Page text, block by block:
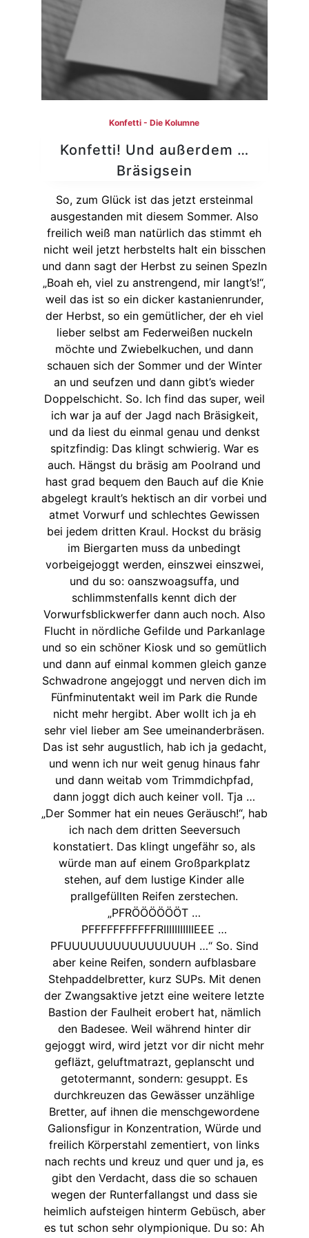
Konfetti - Die Kolumne
Konfetti! Und außerdem …
Bräsigsein
So, zum Glück ist das jetzt ersteinmal
ausgestanden mit diesem Sommer. Also
freilich weiß man natürlich das stimmt eh
nicht weil jetzt herbstelts halt ein bisschen
und dann sagt der Herbst zu seinen Spezln
„Boah eh, viel zu anstrengend, mir langt’s!“,
weil das ist so ein dicker kastanienrunder,
der Herbst, so ein gemütlicher, der eh viel
lieber selbst am Federweißen nuckeln
möchte und Zwiebelkuchen, und dann
schauen sich der Sommer und der Winter
an und seufzen und dann gibt’s wieder
Doppelschicht. So. Ich find das super, weil
ich war ja auf der Jagd nach Bräsigkeit,
und da liest du einmal genau und denkst
spitzfindig: Das klingt schwierig. War es
auch. Hängst du bräsig am Poolrand und
hast grad bequem den Bauch auf die Knie
abgelegt krault’s hektisch an dir vorbei und
atmet Vorwurf und schlechtes Gewissen
bei jedem dritten Kraul. Hockst du bräsig
im Biergarten muss da unbedingt
vorbeigejoggt werden, einszwei einszwei,
und du so: oanszwoagsuffa, und
schlimmstenfalls kennt dich der
Vorwurfsblickwerfer dann auch noch. Also
Flucht in nördliche Gefilde und Parkanlage
und so ein schöner Kiosk und so gemütlich
und dann auf einmal kommen gleich ganze
Schwadrone angejoggt und nerven dich im
Fünfminutentakt weil im Park die Runde
nicht mehr hergibt. Aber wollt ich ja eh
sehr viel lieber am See umeinanderbräsen.
Das ist sehr augustlich, hab ich ja gedacht,
und wenn ich nur weit genug hinaus fahr
und dann weitab vom Trimmdichpfad,
dann joggt dich auch keiner voll. Tja …
„Der Sommer hat ein neues Geräusch!“, hab
ich nach dem dritten Seeversuch
konstatiert. Das klingt ungefähr so, als
würde man auf einem Großparkplatz
stehen, auf dem lustige Kinder alle
prallgefüllten Reifen zerstechen.
„PFRÖÖÖÖÖÖT …
PFFFFFFFFFFFRIIIIIIIIIIIEEE …
PFUUUUUUUUUUUUUUUH …“ So. Sind
aber keine Reifen, sondern aufblasbare
Stehpaddelbretter, kurz SUPs. Mit denen
der Zwangsaktive jetzt eine weitere letzte
Bastion der Faulheit erobert hat, nämlich
den Badesee. Weil während hinter dir
gejoggt wird, wird jetzt vor dir nicht mehr
gefläzt, geluftmatrazt, geplanscht und
getotermannt, sondern: gesuppt. Es
durchkreuzen das Gewässer unzählige
Bretter, auf ihnen die menschgewordene
Galionsfigur in Konzentration, Würde und
freilich Körperstahl zementiert, von links
nach rechts und kreuz und quer und ja, es
gibt den Verdacht, dass die so schauen
wegen der Runterfallangst und dass sie
heimlich aufsteigen hinterm Gebüsch, aber
es tut schon sehr olympionique. Du so: Ah